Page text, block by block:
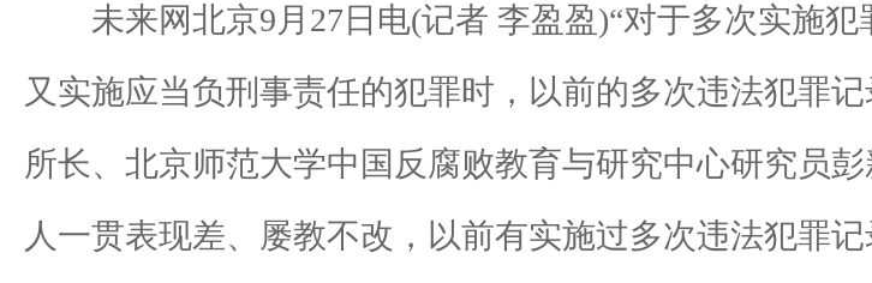
未来网北京9月27日电(记者 李盈盈)“对于多次实施犯
又实施应当负刑事责任的犯罪时，以前的多次违法犯罪
所长、北京师范大学中国反腐败教育与研究中心研究员
人一贯表现差、屡教不改，以前有实施过多次违法犯罪